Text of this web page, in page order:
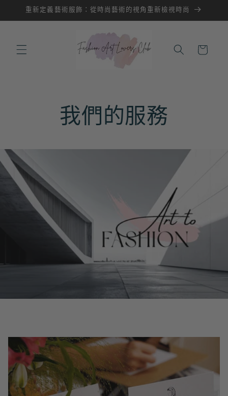
跳至內
重新定義藝術服飾：從時尚藝術的視角重新檢視時尚
物
我們的服務